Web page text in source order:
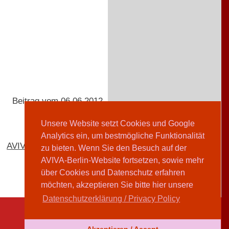
Unsere Website setzt Cookies und Google
Analytics ein, um bestmögliche Funktionalität
zu bieten. Wenn Sie den Besuch auf der
AVIVA-Berlin-Website fortsetzen, sowie mehr
über Cookies und Datenschutz erfahren
möchten, akzeptieren Sie bitte hier unsere
Datenschutzerklärung / Privacy Policy
Beitrag vom 06.06.2012
AVIVA-Redaktion